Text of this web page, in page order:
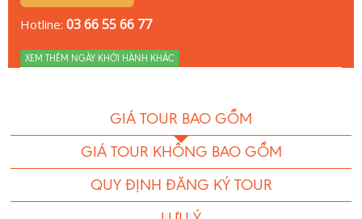
Hotline: 03 66 55 66 77
XEM THÊM NGÀY KHỞI HÀNH KHÁC
GIÁ TOUR BAO GỒM
GIÁ TOUR KHÔNG BAO GỒM
QUY ĐỊNH ĐĂNG KÝ TOUR